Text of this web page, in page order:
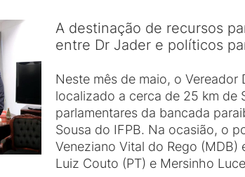
A destinação de recursos
entre Dr Jader e políticos
Neste mês de maio, o
localizado a cerca de 25 km de
parlamentares da bancada
Sousa do IFPB. Na ocasião, o
Veneziano Vital do Rego
Luiz Couto (PT) e Mersinho